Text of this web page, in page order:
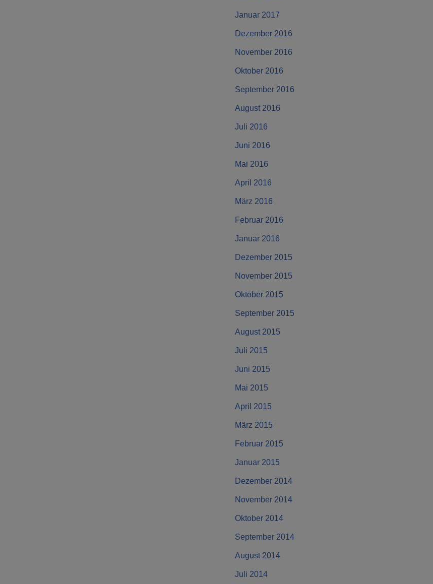
Januar 2017
Dezember 2016
November 2016
Oktober 2016
September 2016
August 2016
Juli 2016
Juni 2016
Mai 2016
April 2016
März 2016
Februar 2016
Januar 2016
Dezember 2015
November 2015
Oktober 2015
September 2015
August 2015
Juli 2015
Juni 2015
Mai 2015
April 2015
März 2015
Februar 2015
Januar 2015
Dezember 2014
November 2014
Oktober 2014
September 2014
August 2014
Juli 2014